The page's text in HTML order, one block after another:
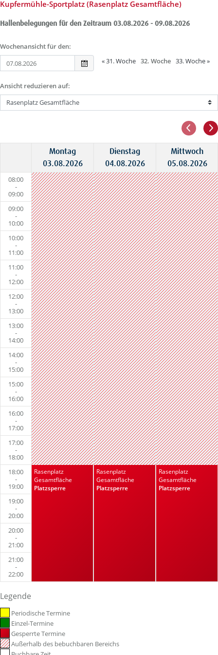
Kupfermühle-Sportplatz (Rasenplatz Gesamtfläche)
Hallenbelegungen für den Zeitraum 03.08.2026 - 09.08.2026
Wochenansicht für den:
«31. Woche 32. Woche 33. Woche»
Ansicht reduzieren auf:
08:00
-
09:00
09:00
-
10:00
10:00
-
11:00
11:00
-
12:00
12:00
-
13:00
13:00
-
14:00
14:00
-
15:00
15:00
-
16:00
16:00
-
17:00
17:00
-
18:00
18:00
-
19:00
19:00
-
20:00
20:00
-
21:00
21:00
-
22:00
Montag
03.08.2026
Rasenplatz
Gesamtfläche
Platzsperre
Dienstag
04.08.2026
Rasenplatz
Gesamtfläche
Platzsperre
Mittwoch
05.08.2026
Rasenplatz
Gesamtfläche
Platzsperre
Legende
Periodische Termine
Einzel-Termine
Gesperrte Termine
Außerhalb des bebuchbaren Bereichs